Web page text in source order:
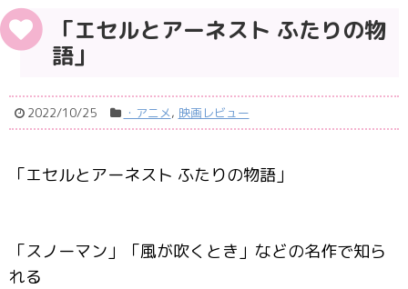
「エセルとアーネスト ふたりの物
語」
2022/10/25 ・アニメ, 映画レビュー
「エセルとアーネスト ふたりの物語」
「スノーマン」「風が吹くとき」などの名作で知ら
れる